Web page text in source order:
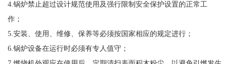
4.锅炉禁止超过设计规范使用及强行限制安全保护设置的正常工
作；
5.安装、使用、维修、保养等必须按国家相应的规定进行；
6.锅炉设备在运行时必须有专人值守；